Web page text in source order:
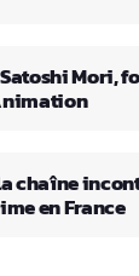
Satoshi Mori,
chaîne
en France